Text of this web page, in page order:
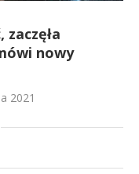
nowy
2021